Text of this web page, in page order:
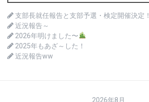
支部長就任報告と支部予選・検定開催決定！
近況報告～
2026年明けました〜
2025年もあざ～した！
近況報告ww
2026年8月